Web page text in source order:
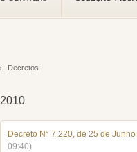
Decretos
2010
Decreto N° 7.220, de 25 de
09:40)